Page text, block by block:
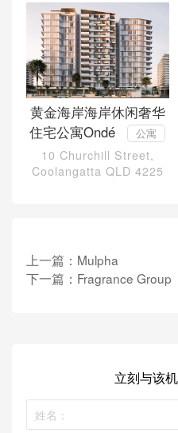
黄金海岸海岸休闲奢华
住宅公寓Ondé
公寓
10 Churchill Street,
Coolangatta QLD 4225
上一篇： Mulpha
下一篇： Fragrance Group
立刻与该